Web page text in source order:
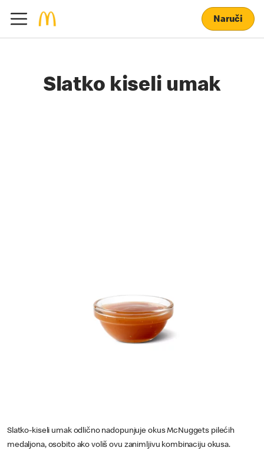
Naruči
Slatko kiseli umak
Slatko-kiseli umak odlično nadopunjuje okus McNuggets pilećih
medaljona, osobito ako voliš ovu zanimljivu kombinaciju okusa.